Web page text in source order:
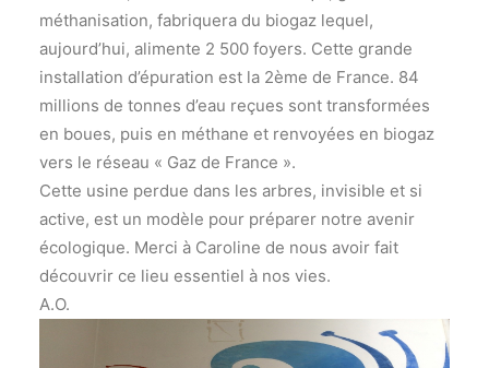
méthanisation, fabriquera du biogaz lequel,
aujourd’hui, alimente 2 500 foyers. Cette grande
installation d’épuration est la 2ème de France. 84
millions de tonnes d’eau reçues sont transformées
en boues, puis en méthane et renvoyées en biogaz
vers le réseau « Gaz de France ».
Cette usine perdue dans les arbres, invisible et si
active, est un modèle pour préparer notre avenir
écologique. Merci à Caroline de nous avoir fait
découvrir ce lieu essentiel à nos vies.
A.O.